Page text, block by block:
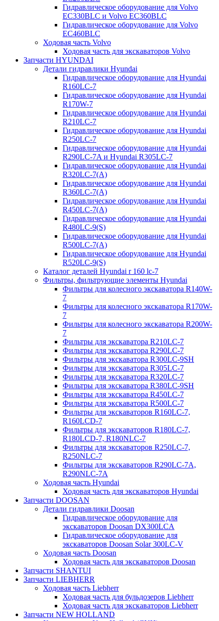
Гидравлическое оборудование для Volvo
EC330BLC и Volvo EC360BLC
Гидравлическое оборудование для Volvo
EC460BLC
Ходовая часть Volvo
Ходовая часть для экскаваторов Volvo
Запчасти HYUNDAI
Детали гидравлики Hyundai
Гидравлическое оборудование для Hyundai
R160LC-7
Гидравлическое оборудование для Hyundai
R170W-7
Гидравлическое оборудование для Hyundai
R210LC-7
Гидравлическое оборудование для Hyundai
R250LC-7
Гидравлическое оборудование для Hyundai
R290LC-7A и Hyundai R305LC-7
Гидравлическое оборудование для Hyundai
R320LC-7(A)
Гидравлическое оборудование для Hyundai
R360LC-7(A)
Гидравлическое оборудование для Hyundai
R450LC-7(A)
Гидравлическое оборудование для Hyundai
R480LC-9(S)
Гидравлическое оборудование для Hyundai
R500LC-7(A)
Гидравлическое оборудование для Hyundai
R520LC-9(S)
Каталог деталей Hyundai r 160 lc-7
Фильтры, фильтрующие элементы Hyundai
Фильтры для колесного экскаватора R140W-
7
Фильтры для колесного экскаватора R170W-
7
Фильтры для колесного экскаватора R200W-
7
Фильтры для экскаватора R210LC-7
Фильтры для экскаватора R290LC-7
Фильтры для экскаватора R300LC-9SH
Фильтры для экскаватора R305LC-7
Фильтры для экскаватора R320LC-7
Фильтры для экскаватора R380LC-9SH
Фильтры для экскаватора R450LC-7
Фильтры для экскаватора R500LC-7
Фильтры для экскаваторов R160LC-7,
R160LCD-7
Фильтры для экскаваторов R180LC-7,
R180LCD-7, R180NLC-7
Фильтры для экскаваторов R250LC-7,
R250NLC-7
Фильтры для экскаваторов R290LC-7A,
R290NLC-7A
Ходовая часть Hyundai
Ходовая часть для экскаваторов Hyundai
Запчасти DOOSAN
Детали гидравлики Doosan
Гидравлическое оборудование для
экскаваторов Doosan DX300LCA
Гидравлическое оборудование для
экскаваторов Doosan Solar 300LC-V
Ходовая часть Doosan
Ходовая часть для экскаваторов Doosan
Запчасти SHANTUI
Запчасти LIEBHERR
Ходовая часть Liebherr
Ходовая часть для бульдозеров Liebherr
Ходовая часть для экскаваторов Liebherr
Запчасти NEW HOLLAND